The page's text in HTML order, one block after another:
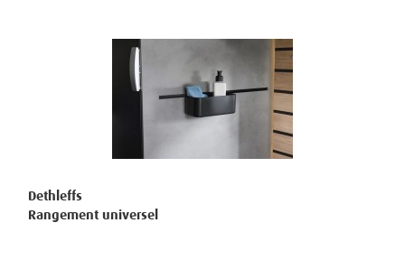
Dethleffs
Rangement universel